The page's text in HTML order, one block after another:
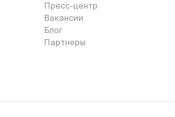
Пресс-центр
Вакансии
Блог
Партнеры